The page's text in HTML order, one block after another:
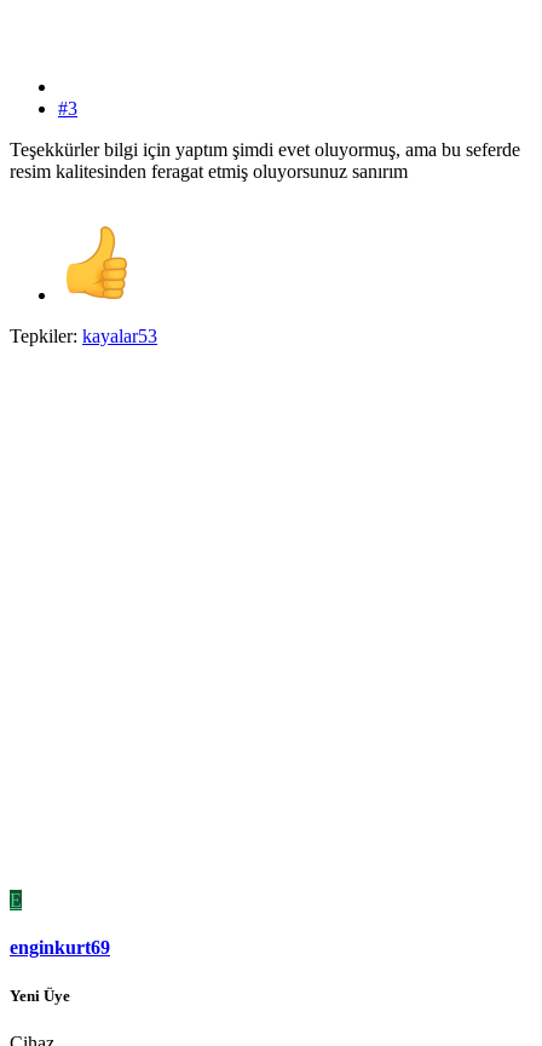
#3
Teşekkürler bilgi için yaptım şimdi evet oluyormuş, ama bu seferde
resim kalitesinden feragat etmiş oluyorsunuz sanırım
Tepkiler: kayalar53
E
enginkurt69
Yeni Üye